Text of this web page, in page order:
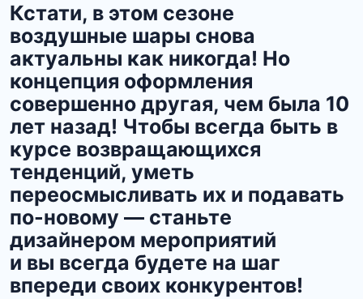
Кстати, в этом сезоне
воздушные шары снова
актуальны как никогда! Но
концепция оформления
совершенно другая, чем была 10
лет назад! Чтобы всегда быть в
курсе возвращающихся
тенденций, уметь
переосмысливать их и подавать
по-новому — станьте
дизайнером мероприятий
и вы всегда будете на шаг
впереди своих конкурентов!